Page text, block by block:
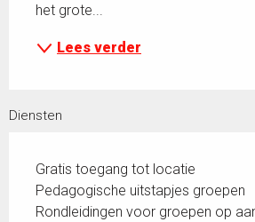
het grote...
Lees verder
Diensten
Gratis toegang tot locatie
Pedagogische uitstapjes groepen
Rondleidingen voor groepen op